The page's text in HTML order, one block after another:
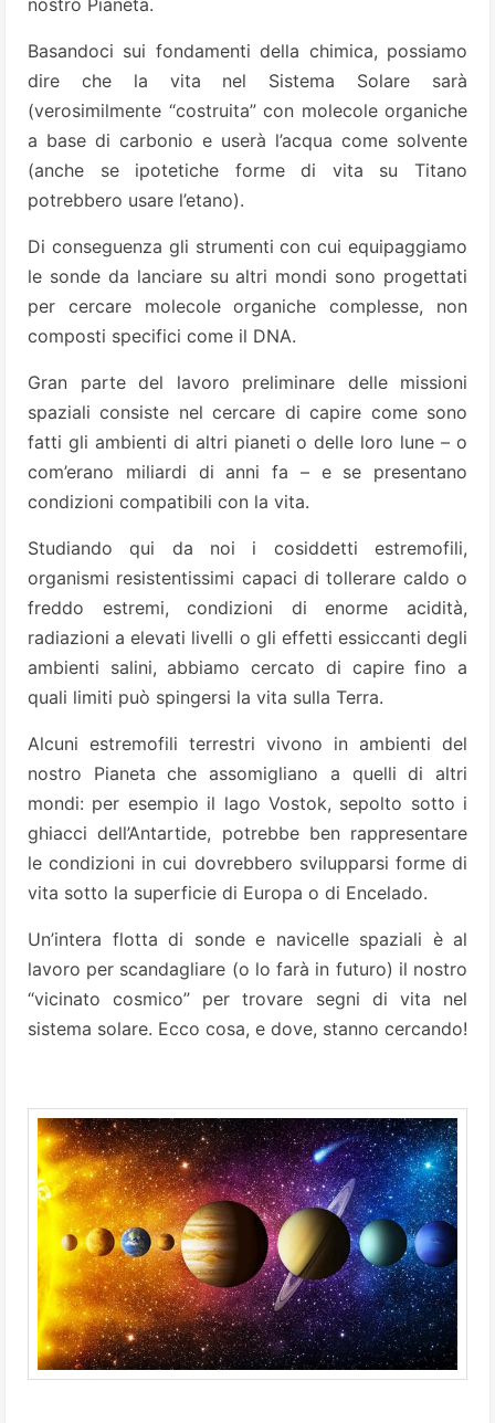
Basandoci sui fondamenti della chimica, possiamo
dire che la vita nel Sistema Solare sarà
(verosimilmente “costruita” con molecole organiche
a base di carbonio e userà l’acqua come solvente
(anche se ipotetiche forme di vita su Titano
potrebbero usare l’etano).
Di conseguenza gli strumenti con cui equipaggiamo
le sonde da lanciare su altri mondi sono progettati
per cercare molecole organiche complesse, non
composti specifici come il DNA.
Gran parte del lavoro preliminare delle missioni
spaziali consiste nel cercare di capire come sono
fatti gli ambienti di altri pianeti o delle loro lune – o
com’erano miliardi di anni fa – e se presentano
condizioni compatibili con la vita.
Studiando qui da noi i cosiddetti estremofili,
organismi resistentissimi capaci di tollerare caldo o
freddo estremi, condizioni di enorme acidità,
radiazioni a elevati livelli o gli effetti essiccanti degli
ambienti salini, abbiamo cercato di capire fino a
quali limiti può spingersi la vita sulla Terra.
Alcuni estremofili terrestri vivono in ambienti del
nostro Pianeta che assomigliano a quelli di altri
mondi: per esempio il lago Vostok, sepolto sotto i
ghiacci dell’Antartide, potrebbe ben rappresentare
le condizioni in cui dovrebbero svilupparsi forme di
vita sotto la superficie di Europa o di Encelado.
Un’intera flotta di sonde e navicelle spaziali è al
lavoro per scandagliare (o lo farà in futuro) il nostro
“vicinato cosmico” per trovare segni di vita nel
sistema solare. Ecco cosa, e dove, stanno cercando!